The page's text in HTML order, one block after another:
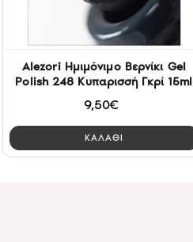
Alezori Ημιμόνιμο Βερνίκι Gel
Polish 248 Κυπαρισσή Γκρί 15ml
9,50€
ΚΑΛΑΘΙ